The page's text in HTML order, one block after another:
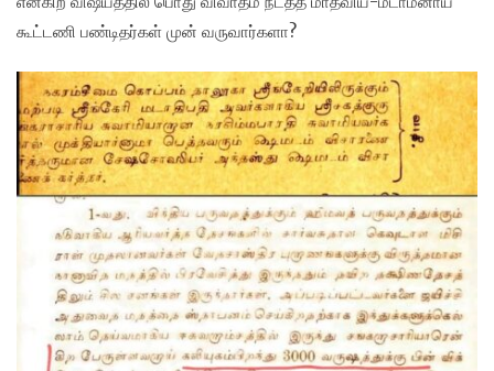
கூட்டணி பண்டிதர்கள் முன் வருவார்களா?